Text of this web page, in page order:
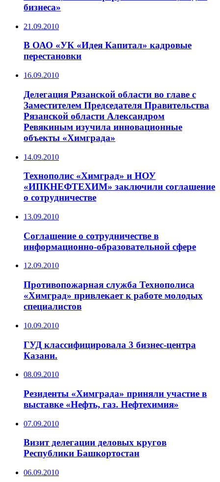
бизнеса»
21.09.2010
В ОАО «УК «Идея Капитал» кадровые
перестановки
16.09.2010
Делегация Рязанской области во главе с
Заместителем Председателя Правительства
Рязанской области Александром
Ревякиным изучила инновационные
объекты «Химграда»
14.09.2010
Технополис «Химград» и НОУ
«ИПКНЕФТЕХИМ» заключили соглашение
о сотрудничестве
13.09.2010
Соглашение о сотрудничестве в
информационно-образовательной сфере
12.09.2010
Противопожарная служба Технополиса
«Химград» привлекает к работе молодых
специалистов
10.09.2010
ГУД классифицировала 3 бизнес-центра
Казани.
08.09.2010
Резиденты «Химграда» приняли участие в
выставке «Нефть, газ. Нефтехимия»
07.09.2010
Визит делегации деловых кругов
Республики Башкортостан
06.09.2010